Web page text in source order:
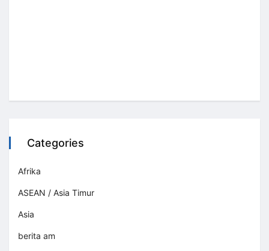
Categories
Afrika
ASEAN / Asia Timur
Asia
berita am